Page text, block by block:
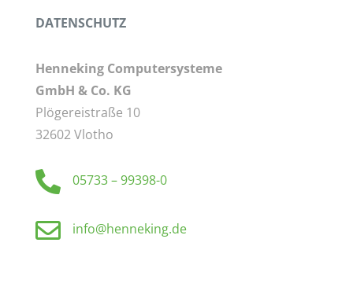
DATENSCHUTZ
Henneking Computersysteme
GmbH & Co. KG
Plögereistraße 10
32602 Vlotho
 05733 – 99398-0
 info@henneking.de